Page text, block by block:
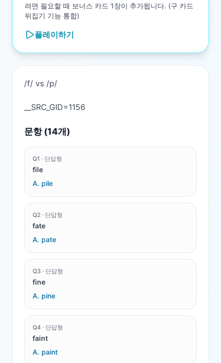
려면 필요할 때 보너스 카드 1장이 추가됩니다. (구 카드
뒤집기 기능 통합)
플레이하기
/f/ vs /p/
문항 (14개)
Q1 · 단답형
file
A. pile
Q2 · 단답형
fate
A. pate
Q3 · 단답형
fine
A. pine
Q4 · 단답형
faint
A. paint